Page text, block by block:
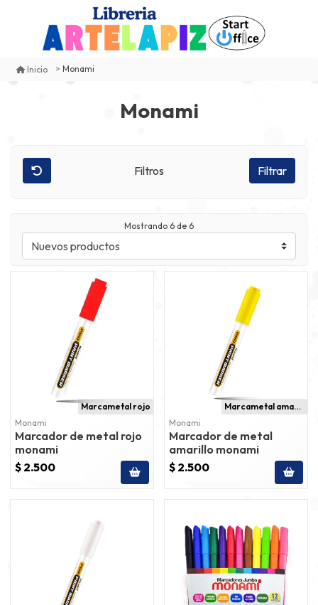
Inicio Monami
Monami
Filtros Filtrar
Mostrando 6 de 6
Marcametal rojo
Monami
Marcador de metal rojo
monami
$ 2.500
Marcametal amarillo
Monami
Marcador de metal
amarillo monami
$ 2.500